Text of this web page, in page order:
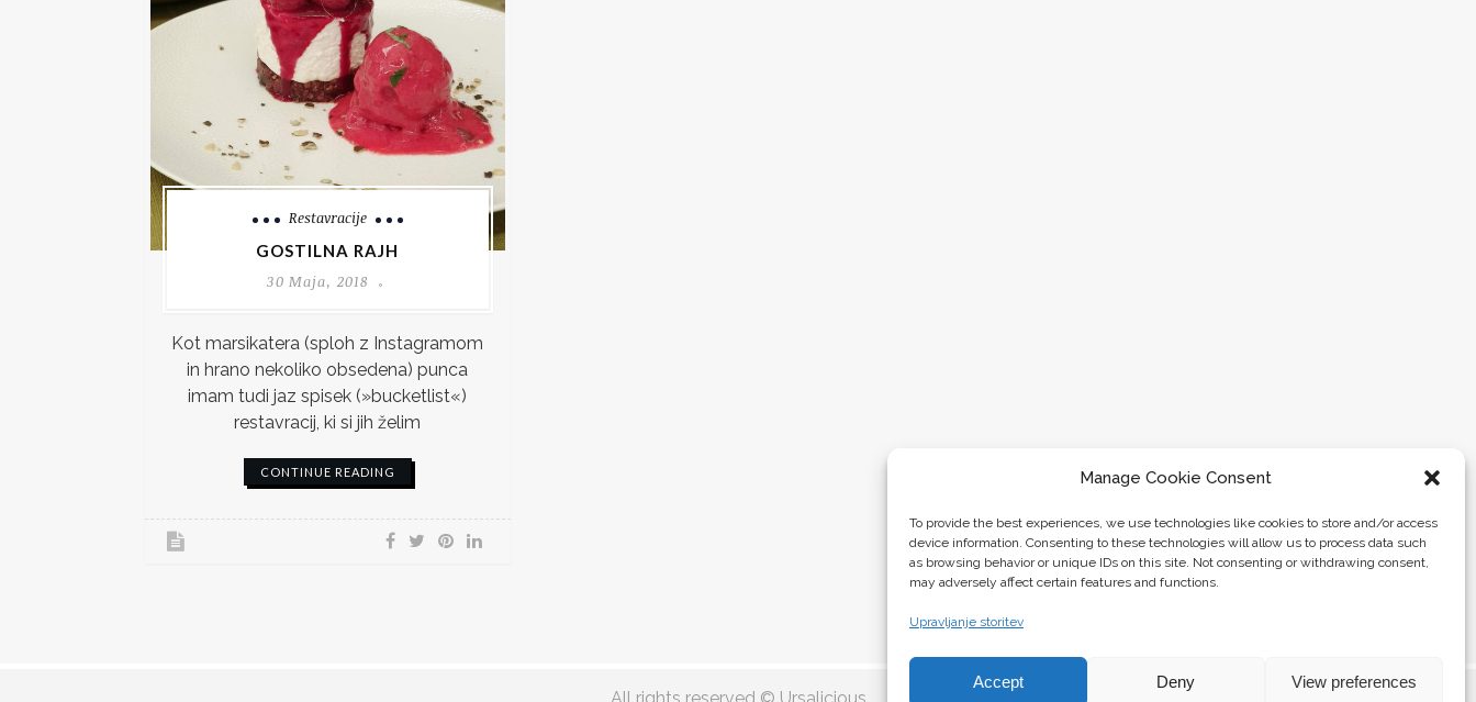
Manage Cookie Consent
To provide the best experiences, we use technologies like cookies to store and/or access
device information. Consenting to these technologies will allow us to process data such
as browsing behavior or unique IDs on this site. Not consenting or withdrawing consent,
may adversely affect certain features and functions.
Upravljanje storitev
Accept Deny View preferences
Restavracije
GOSTILNA RAJH
30 Maja, 2018
Kot marsikatera (sploh z Instagramom
in hrano nekoliko obsedena) punca
imam tudi jaz spisek (»bucketlist«)
restavracij, ki si jih želim
CONTINUE READING